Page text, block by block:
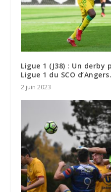
Ligue 1 (J38) : Un
Ligue 1 du SCO d’Angers.
2 juin 2023